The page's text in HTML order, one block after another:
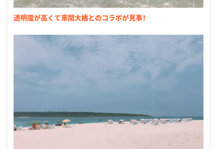
透明度が高くて来間大橋とのコラボが見事！